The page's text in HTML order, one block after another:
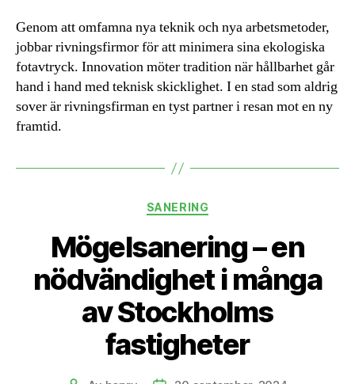
Genom att omfamna nya teknik och nya arbetsmetoder,
jobbar rivningsfirmor för att minimera sina ekologiska
fotavtryck. Innovation möter tradition när hållbarhet går
hand i hand med teknisk skicklighet. I en stad som aldrig
sover är rivningsfirman en tyst partner i resan mot en ny
framtid.
Kategorier
SANERING
Mögelsanering – en
nödvändighet i många
av Stockholms
fastigheter